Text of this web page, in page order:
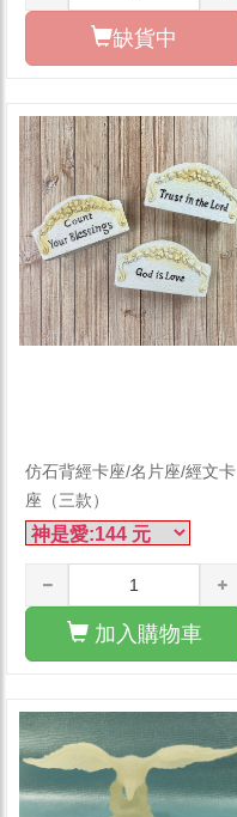
缺貨中
仿石背經卡座/名片座/經文卡
座（三款）
加入購物車